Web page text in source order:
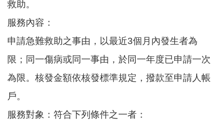
資
進
搜
尋
蘆
救助。
服務內容：
申請急難救助之事由，以最近3個月內發生者為
限；同一傷病或同一事由，於同一年度已申請一次
為限。核發金額依核發標準規定，撥款至申請人帳
戶。
服務對象：符合下列條件之一者：